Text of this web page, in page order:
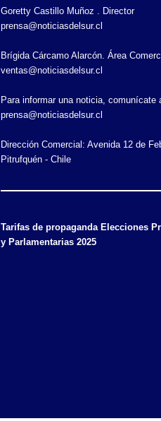
Goretty Castillo Muñoz . Director
prensa@noticiasdelsur.cl
Brígida Cárcamo Alarcón. Área
ventas@noticiasdelsur.cl
Para informar una noticia, comunícate
prensa@noticiasdelsur.cl
Dirección Comercial: Avenida 12 de
Pitrufquén - Chile
Tarifas de propaganda Elecciones
y Parlamentarias 2025